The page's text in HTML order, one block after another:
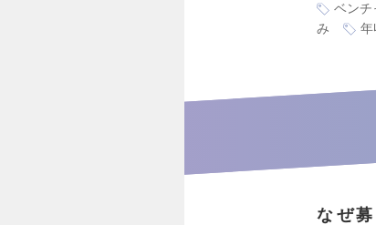
ベンチ
み
年
なぜ